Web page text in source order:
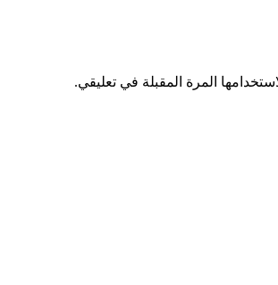
المرة المقبلة في تعليقي.